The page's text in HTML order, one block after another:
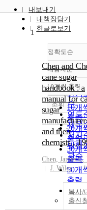
내보내기
내책장담기
한글로보기
정확도순
정확
순
인기
순
연도
제목
저자
발행
관순
내림차순
내림
10개씩 출력
10개
출력
20개
출력
30개
출력
50개
출력
100
출력
조회
1
Chen and
cane sugar
handbook : a
manual for
sugar
and their
chemists .
Chen, James C.
J. Wiley
복사/
출신